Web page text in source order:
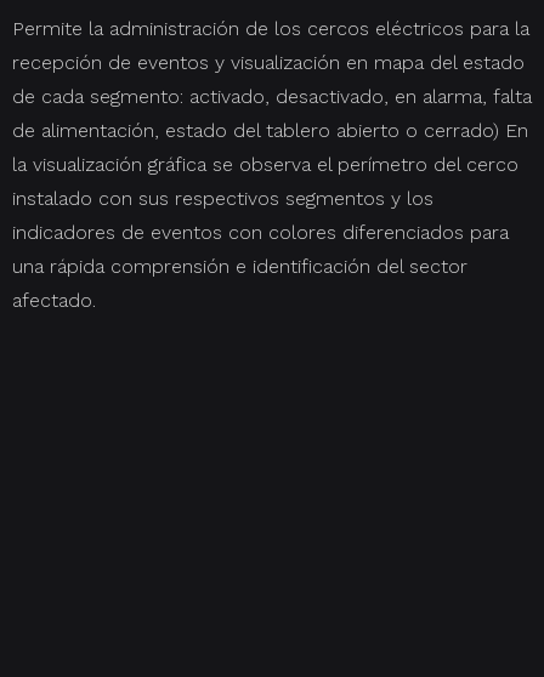
Permite la administración de los cercos eléctricos para la
recepción de eventos y visualización en mapa del estado
de cada segmento: activado, desactivado, en alarma, falta
de alimentación, estado del tablero abierto o cerrado) En
la visualización gráfica se observa el perímetro del cerco
instalado con sus respectivos segmentos y los
indicadores de eventos con colores diferenciados para
una rápida comprensión e identificación del sector
afectado.